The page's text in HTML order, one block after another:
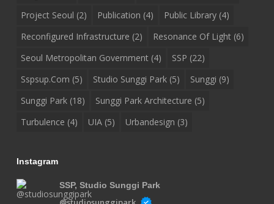
Project Seoul (2) Publication (4) Public Library(4)
Reconfigured Infrastructure (2) Resonance Of Light(6)
Seoul Metropolitan Government(4) SSP (22)
Sspsup.com (5) Studio Sunggi Park(5) Sunggi (9)
Sunggi Park(18) Sunggi Park Architecture (5)
Turbulence (4) UIA(5) Urbandesign (3)
Instagram
SSP, Studio Sunggi Park